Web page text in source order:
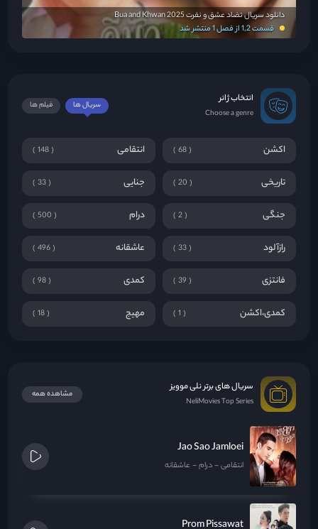
دانلود سریال تضاد عشق و نفرت Bua and Khwan 2025
قسمت 1,2 از فصل 1 منتشر شد
انتخاب ژانر
Choose a genre
فیلم ها سریال ها
اکشن 68 انتقامی 148
تاریخی 20 جنایی 33
جنگی 2 درام 500
رازآلود 33 عاشقانه 496
فانتزی 39 کمدی 98
کمدی،اکشن 1 مهیج 18
سریال های برتر نلی موویز
NeliMovies Top Series
مشاهده همه
Jao Sao Jamloei
انتقامی درام عاشقانه
Prom Pissawat